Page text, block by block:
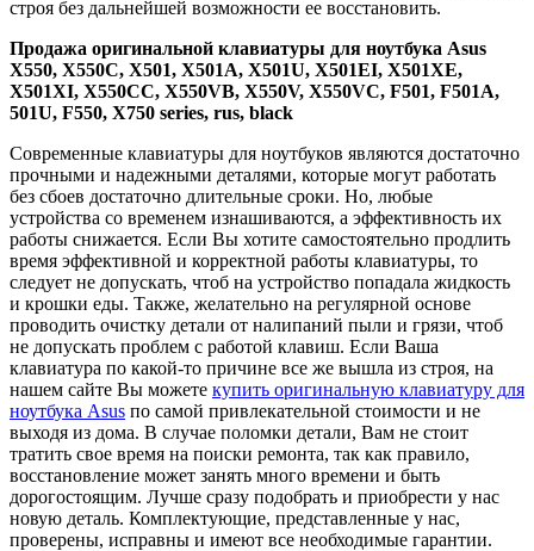
строя без дальнейшей возможности ее восстановить.
Продажа оригинальной клавиатуры для ноутбука Asus
X550, X550C, X501, X501A, X501U, X501EI, X501XE,
X501XI, X550CC, X550VB, X550V, X550VC, F501, F501A,
501U, F550, X750 series, rus, black
Современные клавиатуры для ноутбуков являются достаточно
прочными и надежными деталями, которые могут работать
без сбоев достаточно длительные сроки. Но, любые
устройства со временем изнашиваются, а эффективность их
работы снижается. Если Вы хотите самостоятельно продлить
время эффективной и корректной работы клавиатуры, то
следует не допускать, чтоб на устройство попадала жидкость
и крошки еды. Также, желательно на регулярной основе
проводить очистку детали от налипаний пыли и грязи, чтоб
не допускать проблем с работой клавиш. Если Ваша
клавиатура по какой-то причине все же вышла из строя, на
нашем сайте Вы можете купить оригинальную клавиатуру для
ноутбука Asus по самой привлекательной стоимости и не
выходя из дома. В случае поломки детали, Вам не стоит
тратить свое время на поиски ремонта, так как правило,
восстановление может занять много времени и быть
дорогостоящим. Лучше сразу подобрать и приобрести у нас
новую деталь. Комплектующие, представленные у нас,
проверены, исправны и имеют все необходимые гарантии.